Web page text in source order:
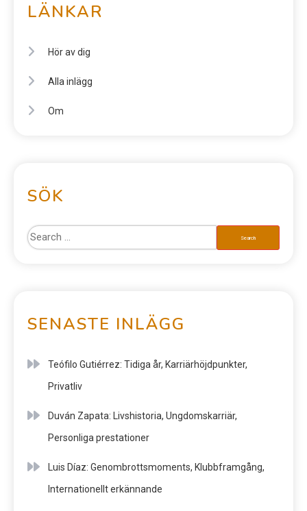
LÄNKAR
Hör av dig
Alla inlägg
Om
SÖK
SENASTE INLÄGG
Teófilo Gutiérrez: Tidiga år, Karriärhöjdpunkter,
Privatliv
Duván Zapata: Livshistoria, Ungdomskarriär,
Personliga prestationer
Luis Díaz: Genombrottsmoments, Klubbframgång,
Internationellt erkännande